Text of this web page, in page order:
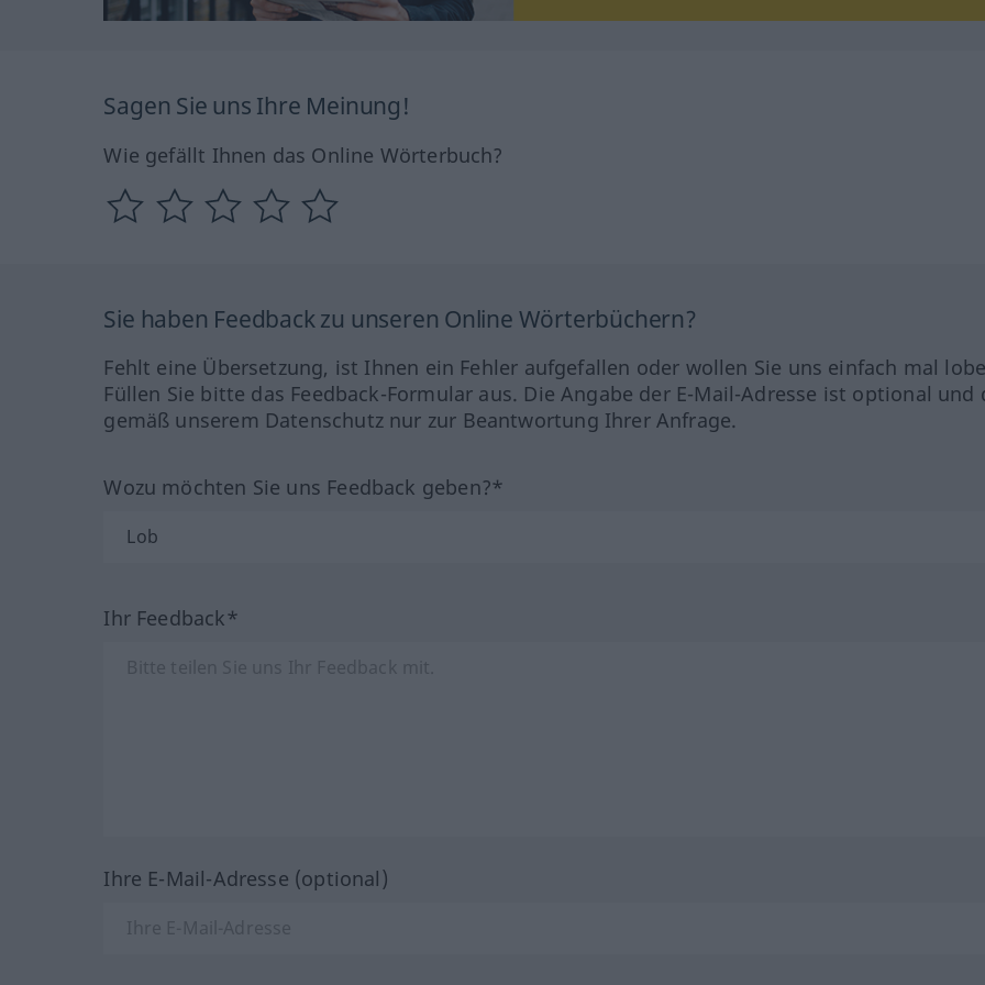
Sagen Sie uns Ihre Meinung!
Wie gefällt Ihnen das Online Wörterbuch?
Sie haben Feedback zu unseren Online Wörterbüchern?
Fehlt eine Übersetzung, ist Ihnen ein Fehler aufgefallen oder wollen Sie uns einfach mal
Füllen Sie bitte das Feedback-Formular aus. Die Angabe der E-Mail-Adresse ist optional und
gemäß unserem Datenschutz nur zur Beantwortung Ihrer Anfrage.
Wozu möchten Sie uns Feedback geben?*
Ihr Feedback*
Ihre E-Mail-Adresse (optional)